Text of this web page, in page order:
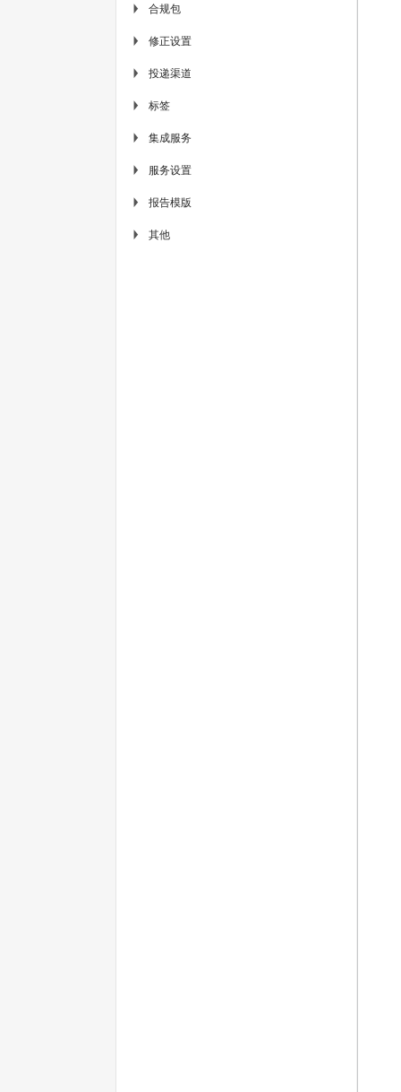
▶ 合规包
▶ 修正设置
▶ 投递渠道
▶ 标签
▶ 集成服务
▶ 服务设置
▶ 报告模版
▶ 其他